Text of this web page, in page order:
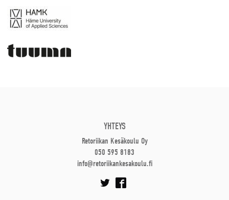
YHTEYS
Retoriikan Kesäkoulu Oy
050 595 8183
info@retoriikankesakoulu.fi